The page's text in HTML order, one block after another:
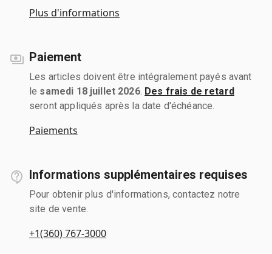
Plus d'informations
Paiement
Les articles doivent être intégralement payés avant
le samedi 18 juillet 2026. Des frais de retard
seront appliqués après la date d'échéance.
Paiements
Informations supplémentaires requises
Pour obtenir plus d'informations, contactez notre
site de vente.
+1(360) 767-3000